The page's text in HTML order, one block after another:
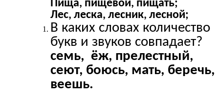
Пища, пищевой, пищать;
Лес, леска, лесник, лесной;
В каких словах количество
букв и звуков совпадает?
семь, ёж, прелестный,
сеют, боюсь, мать, беречь,
веешь.